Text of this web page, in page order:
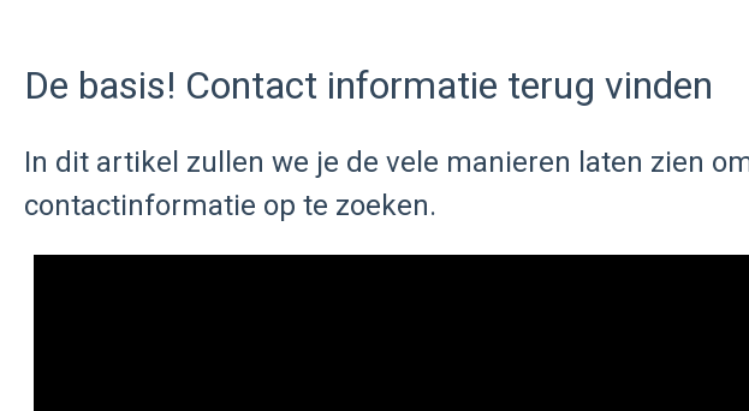
De basis! Contact informatie terug vinden
In dit artikel zullen we je de vele manieren laten zien
contactinformatie op te zoeken.